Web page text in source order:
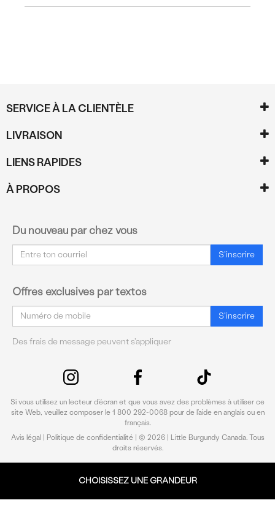
SERVICE À LA CLIENTÈLE
LIVRAISON
LIENS RAPIDES
À PROPOS
Du nouveau par chez vous
Courriel S'inscrire
Offres exclusives par textos
Courriel S'inscrire
Des frais de message peuvent s'appliquer
Avis légal| Politique de confidentialité | © 2026 | Little Burgundy Canada. Tous
droits réservés.
Si vous utilisez un lecteur d’écran et que vous avez des problèmes à utiliser ce
site Web, veuillez composer le 1 800 292-0068 pour de l’aide en anglais ou en
français.
CHOISISSEZ UNE GRANDEUR